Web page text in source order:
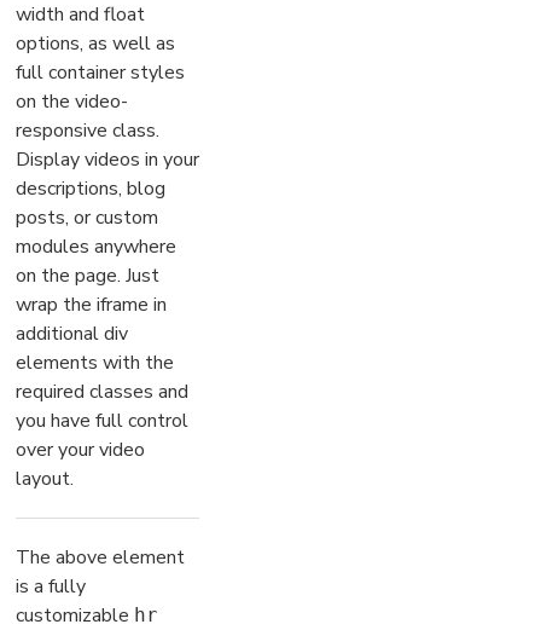
width and float
options, as well as
full container styles
on the video-
responsive class.
Display videos in your
descriptions, blog
posts, or custom
modules anywhere
on the page. Just
wrap the iframe in
additional div
elements with the
required classes and
you have full control
over your video
layout.
The above element
is a fully
customizable hr